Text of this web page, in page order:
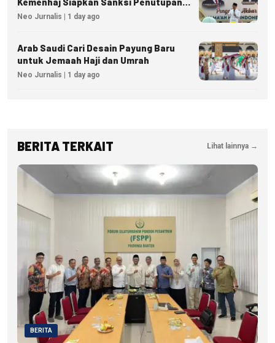
Izin hingga Pidana
Neo Jurnalis | 1 day ago
Arab Saudi Cari Desain Payung Baru
untuk Jemaah Haji dan Umrah
Neo Jurnalis | 1 day ago
BERITA TERKAIT Lihat lainnya →
BERITA